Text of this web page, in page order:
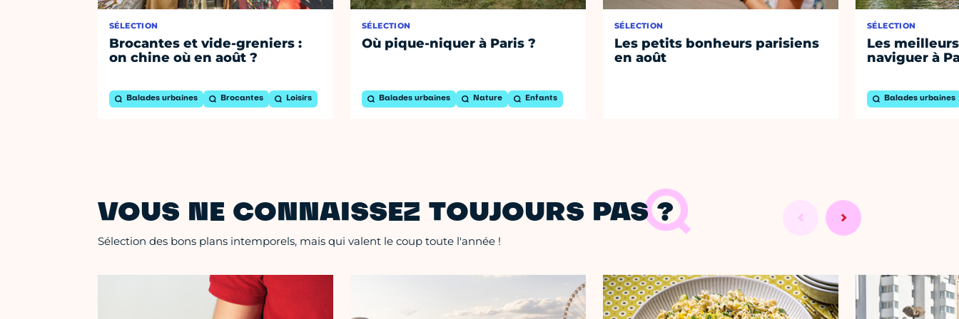
SÉLECTION
Brocantes et vide-greniers :
on chine où en août ?
Balades urbaines Brocantes Loisirs
SÉLECTION
Où pique-niquer à Paris ?
Balades urbaines Nature Enfants
SÉLECTION
Les petits bonheurs parisiens
en août
SÉLECTION
Les
naviguer à
Balades urbaines
VOUS NE CONNAISSEZ TOUJOURS PAS ?
Sélection des bons plans intemporels, mais qui valent le coup toute l'année !